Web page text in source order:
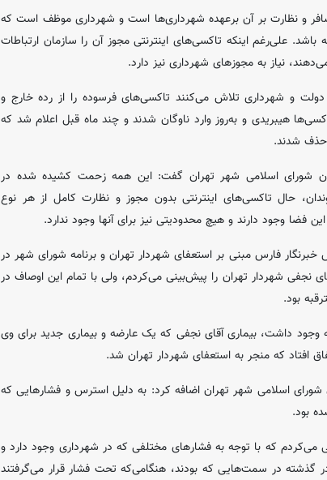
و نظارت بر آن برعهده شهرداری‌ها است و شهرداری موظف است که
علی‌رغم اینکه تاکسی‌های اینترنتی مجوز آن را سازمان ارتباطات
نیاز به مجوزهای شهرداری نیز دارد.
و شهرداری تلاش می‌کنند تاکسی‌های فرسوده را از رده خارج و
هیبریدی و به‌روز وارد ناوگان شدند و چند ماه قبل اعلام شد که
حذف شدند.
شورای اسلامی شهر تهران گفت: این همه زحمت کشیده شده در
حال تاکسی‌های اینترنتی بدون مجوز و نظارت کامل از هر نوع
فضا وجود دارند و هیچ محدودیتی نیز برای آنها وجود ندارد.
فارس مبنی بر استعفای شهردار تهران و برنامه شورای شهر در
شهردار تهران را پیش‌بینی می‌کردم، ولی با تمام این اوصاف در
بود.
وجود داشت، بیماری آقای نجفی که یک عارضه و بیماری جدید برای وی
افتاد که منجر به استعفای شهردار تهران شد.
اسلامی شهر تهران اضافه کرد: به دلیل استرس و فشارهایی که
بود.
می‌کردم که با توجه به فشارهای مختلفی که در شهرداری وجود دارد و
گذشته در سمت‌هایی که بودند، هنگامی‌که تحت فشار قرار می‌گرفتند